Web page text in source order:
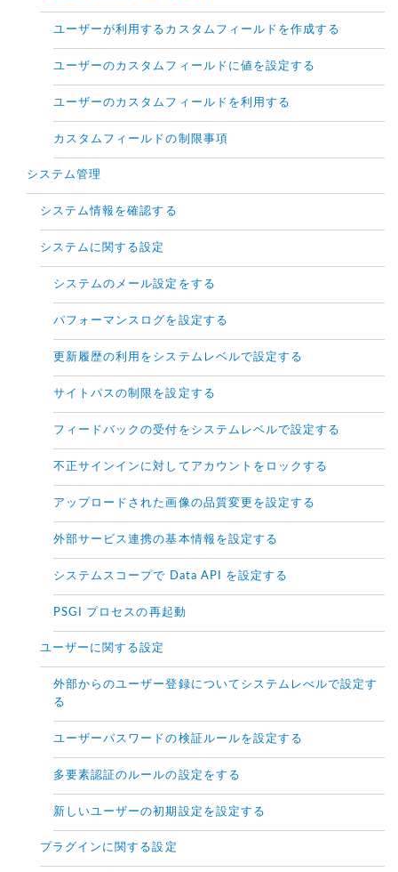
ユーザーが利用するカスタムフィールドを作成する
ユーザーのカスタムフィールドに値を設定する
ユーザーのカスタムフィールドを利用する
カスタムフィールドの制限事項
システム管理
システム情報を確認する
システムに関する設定
システムのメール設定をする
パフォーマンスログを設定する
更新履歴の利用をシステムレベルで設定する
サイトパスの制限を設定する
フィードバックの受付をシステムレベルで設定する
不正サインインに対してアカウントをロックする
アップロードされた画像の品質変更を設定する
外部サービス連携の基本情報を設定する
システムスコープで Data API を設定する
PSGI プロセスの再起動
ユーザーに関する設定
外部からのユーザー登録についてシステムレべルで設定す
る
ユーザーパスワードの検証ルールを設定する
多要素認証のルールの設定をする
新しいユーザーの初期設定を設定する
プラグインに関する設定